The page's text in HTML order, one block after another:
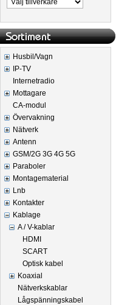
Husbil/Vagn
IP-TV
Internetradio
Mottagare
CA-modul
Övervakning
Nätverk
Antenn
GSM/2G 3G 4G 5G
Paraboler
Montagematerial
Lnb
Kontakter
Kablage
A / V-kablar
HDMI
SCART
Optisk kabel
Koaxial
Nätverkskablar
Lågspänningskabel